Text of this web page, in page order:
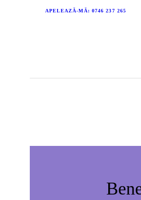
APELEAZĂ-MĂ: 0746 237 265
BUCHETE PERSONALIZATE
BUCHETE FRUCTATE